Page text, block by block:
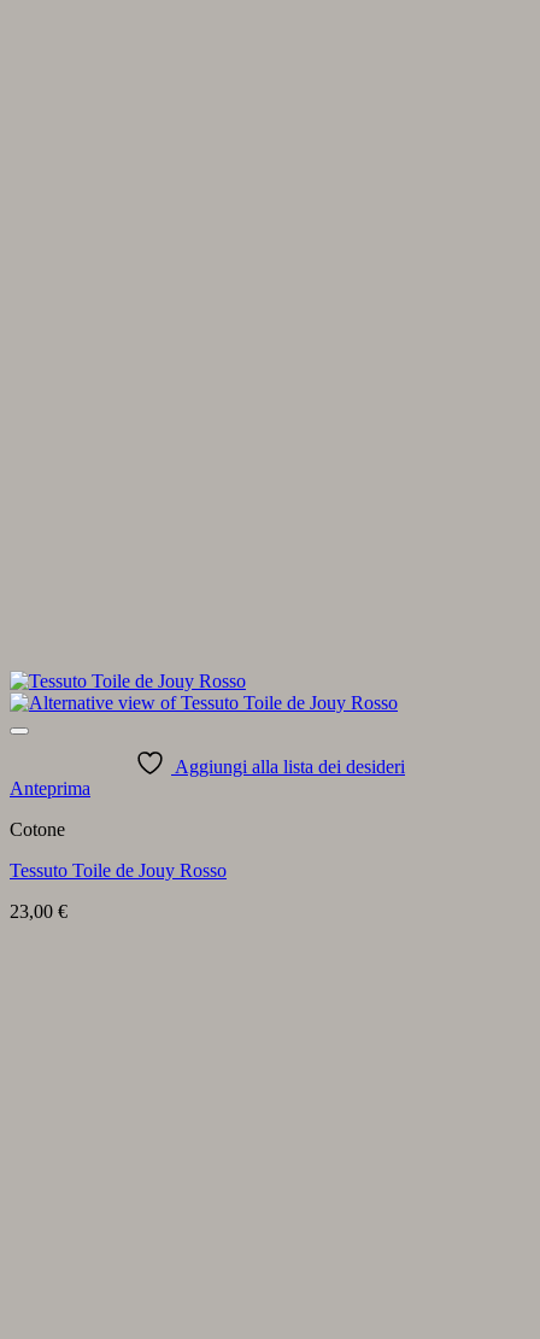
Aggiungi alla lista dei desideri
Anteprima
Cotone
Tessuto Toile de Jouy Rosso
23,00 €